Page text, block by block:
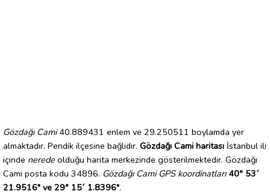
Gözdağı Cami40.889431 enlem ve 29.250511 boylamda yer
almaktadır. Pendik ilçesine bağlıdır. Gözdağı Cami haritası İstanbul ili
içinde nerede olduğu harita merkezinde gösterilmektedir. Gözdağı
Cami posta kodu 34896. Gözdağı Cami GPS koordinatları 40° 53´
21.9516" ve 29° 15´ 1.8396".